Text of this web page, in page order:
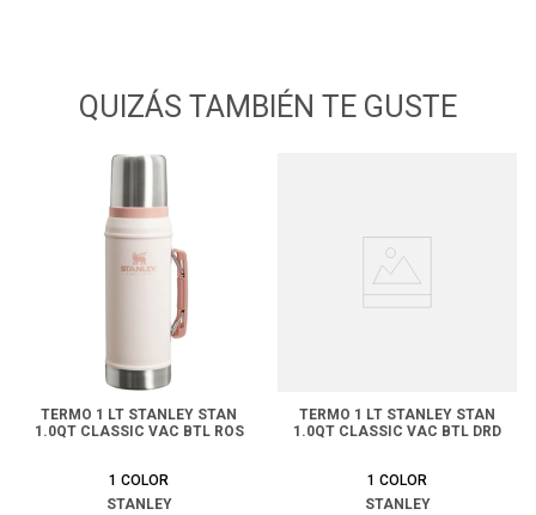
QUIZÁS TAMBIÉN TE GUSTE
TERMO 1 LT STANLEY STAN
1.0QT CLASSIC VAC BTL ROS
1 COLOR
STANLEY
TERMO 1 LT STANLEY STAN
1.0QT CLASSIC VAC BTL DRD
1 COLOR
STANLEY